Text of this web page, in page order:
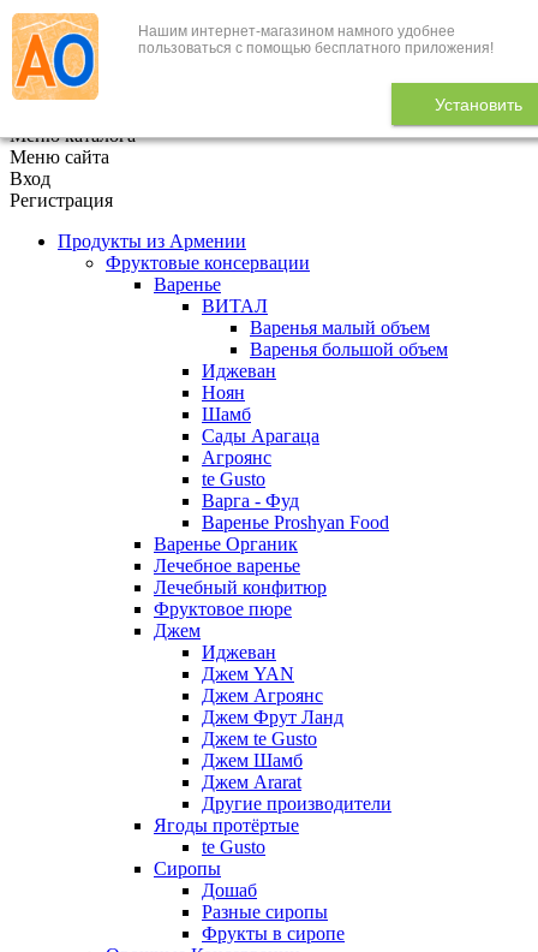
Нашим интернет-магазином намного удобнее
пользоваться с помощью бесплатного приложения!
Установить
+7 (495) 646-888-1
В корзине 0
Меню каталога
Меню сайта
Вход
Регистрация
Продукты из Армении
Фруктовые консервации
Варенье
ВИТАЛ
Варенья малый объем
Варенья большой объем
Иджеван
Ноян
Шамб
Сады Арагаца
Агроянс
te Gusto
Варга - Фуд
Варенье Proshyan Food
Варенье Органик
Лечебное варенье
Лечебный конфитюр
Фруктовое пюре
Джем
Иджеван
Джем YAN
Джем Агроянс
Джем Фрут Ланд
Джем te Gusto
Джем Шамб
Джем Ararat
Другие производители
Ягоды протёртые
te Gusto
Сиропы
Дошаб
Разные сиропы
Фрукты в сиропе